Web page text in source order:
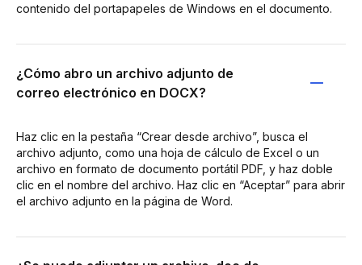
contenido del portapapeles de Windows en el documento.
¿Cómo abro un archivo adjunto de
correo electrónico en DOCX?
Haz clic en la pestaña “Crear desde archivo”, busca el
archivo adjunto, como una hoja de cálculo de Excel o un
archivo en formato de documento portátil PDF, y haz doble
clic en el nombre del archivo. Haz clic en “Aceptar” para abrir
el archivo adjunto en la página de Word.